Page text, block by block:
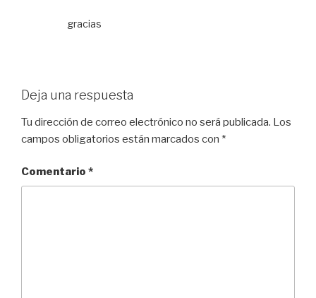
gracias
Deja una respuesta
Tu dirección de correo electrónico no será publicada. Los
campos obligatorios están marcados con *
Comentario *